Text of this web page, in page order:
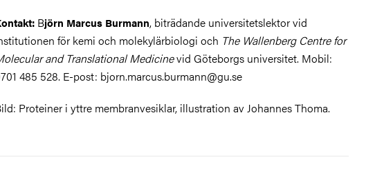
Björn Marcus Burmann, biträdande universitetslektor vid
för kemi och molekylärbiologi och The Wallenberg Centre for
and Translational Medicinevid Göteborgs universitet. Mobil:
485 528. E-post: bjorn.marcus.burmann@gu.se
Proteiner i yttre membranvesiklar, illustration av Johannes Thoma.